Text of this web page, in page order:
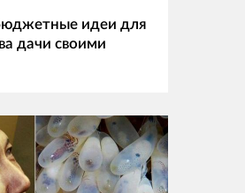
идеи для
дачи своими